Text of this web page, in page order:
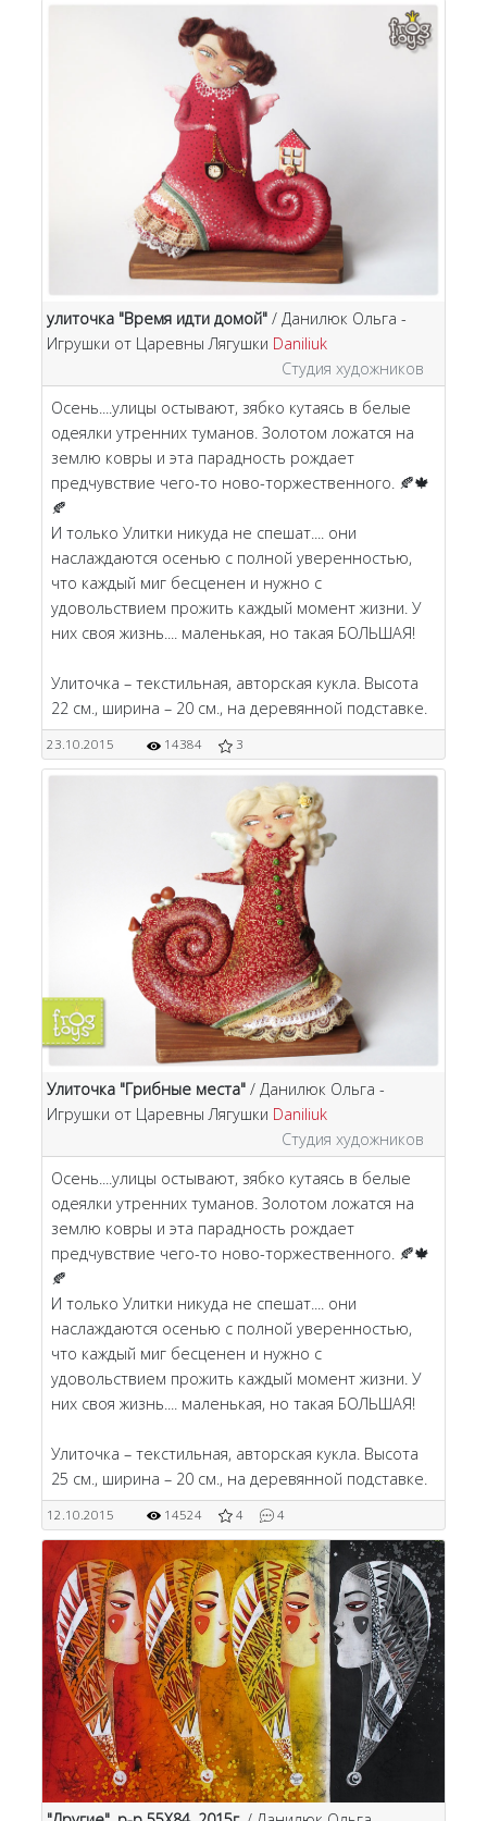
улиточка "Время идти домой" / Данилюк Ольга -
Игрушки от Царевны Лягушки Daniliuk
Студия художников
Осень....улицы остывают, зябко кутаясь в белые
одеялки утренних туманов. Золотом ложатся на
землю ковры и эта парадность рождает
предчувствие чего-то ново-торжественного. 🍂🍁
🍂
И только Улитки никуда не спешат.... они
наслаждаются осенью с полной уверенностью,
что каждый миг бесценен и нужно с
удовольствием прожить каждый момент жизни. У
них своя жизнь.... маленькая, но такая БОЛЬШАЯ!
Улиточка – текстильная, авторская кукла. Высота
22 см., ширина – 20 см., на деревянной подставке.
23.10.2015 14384 3
Улиточка "Грибные места" / Данилюк Ольга -
Игрушки от Царевны Лягушки Daniliuk
Студия художников
Осень....улицы остывают, зябко кутаясь в белые
одеялки утренних туманов. Золотом ложатся на
землю ковры и эта парадность рождает
предчувствие чего-то ново-торжественного. 🍂🍁
🍂
И только Улитки никуда не спешат.... они
наслаждаются осенью с полной уверенностью,
что каждый миг бесценен и нужно с
удовольствием прожить каждый момент жизни. У
них своя жизнь.... маленькая, но такая БОЛЬШАЯ!
Улиточка – текстильная, авторская кукла. Высота
25 см., ширина – 20 см., на деревянной подставке.
12.10.2015 14524 4 4